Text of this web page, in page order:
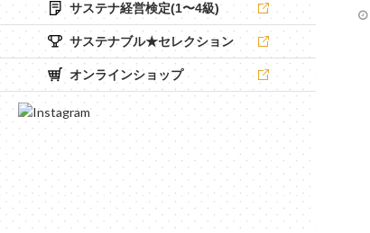
サステナ経営検定(1〜4級)
サステナブル★セレクション
オンラインショップ